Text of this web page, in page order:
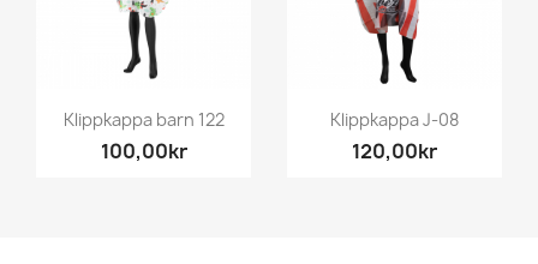
Klippkappa barn 122
100,00kr
Klippkappa J-08
120,00kr